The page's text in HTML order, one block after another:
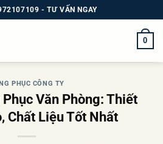
- TƯ VẤN NGAY
0
PHỤC CÔNG TY
Văn Phòng: Thiết
Chất Liệu Tốt Nhất